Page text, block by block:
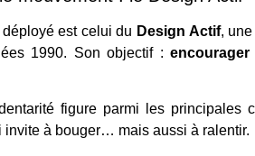
déployé est celui du Design Actif, une
1990. Son objectif : encourager
figure parmi les principales
invite à bouger… mais aussi à ralentir.